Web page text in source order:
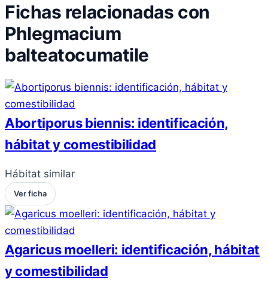
Fichas relacionadas con
Phlegmacium
balteatocumatile
Abortiporus biennis: identificación,
hábitat y comestibilidad
Hábitat similar
Ver ficha
Agaricus moelleri: identificación, hábitat
y comestibilidad